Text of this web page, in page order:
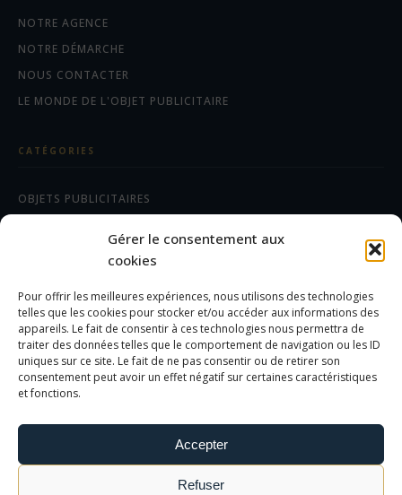
Gérer le consentement aux
cookies
Pour offrir les meilleures expériences, nous utilisons des technologies
telles que les cookies pour stocker et/ou accéder aux informations des
appareils. Le fait de consentir à ces technologies nous permettra de
traiter des données telles que le comportement de navigation ou les ID
uniques sur ce site. Le fait de ne pas consentir ou de retirer son
consentement peut avoir un effet négatif sur certaines caractéristiques
et fonctions.
Accepter
Refuser
NOTRE AGENCE
NOTRE DÉMARCHE
NOUS CONTACTER
LE MONDE DE L'OBJET PUBLICITAIRE
CATÉGORIES
OBJETS PUBLICITAIRES
AIDE/FAQ
LES DIFFÉRENTS MARQUAGES
FOIRE AUX QUESTIONS
INFORMATIONS LÉGALES
MENTIONS LÉGALES